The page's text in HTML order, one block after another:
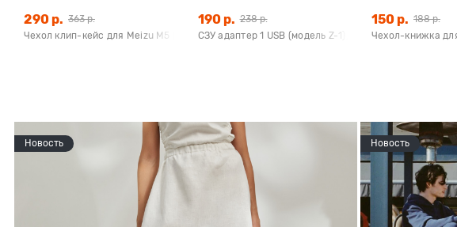
290 р. 363 р.
Чехол клип-кейс для Meizu M5 (золотой), Nillkin Super Frosted Shield
190 р. 238 р.
СЗУ адаптер 1 USB (модель Z-1), 1A Fast Charge
150 р. 188 р.
Чехол-книжка
Новость Новость